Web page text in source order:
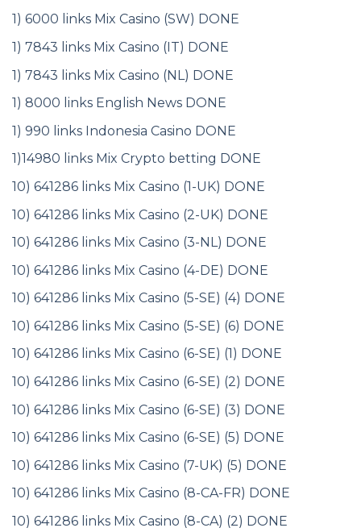
1) 6000 links Mix Casino (SW) DONE
1) 7843 links Mix Casino (IT) DONE
1) 7843 links Mix Casino (NL) DONE
1) 8000 links English News DONE
1) 990 links Indonesia Casino DONE
1)14980 links Mix Crypto betting DONE
10) 641286 links Mix Casino (1-UK) DONE
10) 641286 links Mix Casino (2-UK) DONE
10) 641286 links Mix Casino (3-NL) DONE
10) 641286 links Mix Casino (4-DE) DONE
10) 641286 links Mix Casino (5-SE) (4) DONE
10) 641286 links Mix Casino (5-SE) (6) DONE
10) 641286 links Mix Casino (6-SE) (1) DONE
10) 641286 links Mix Casino (6-SE) (2) DONE
10) 641286 links Mix Casino (6-SE) (3) DONE
10) 641286 links Mix Casino (6-SE) (5) DONE
10) 641286 links Mix Casino (7-UK) (5) DONE
10) 641286 links Mix Casino (8-CA-FR) DONE
10) 641286 links Mix Casino (8-CA) (2) DONE